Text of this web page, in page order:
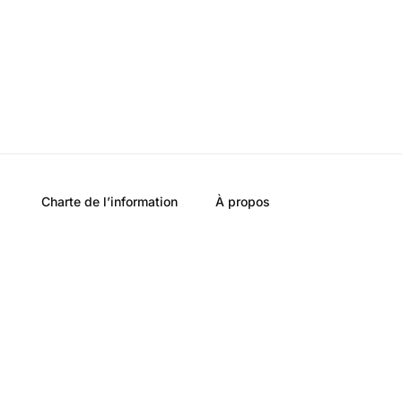
Charte de l’information À propos